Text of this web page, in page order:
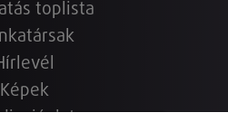
toplista
Képek